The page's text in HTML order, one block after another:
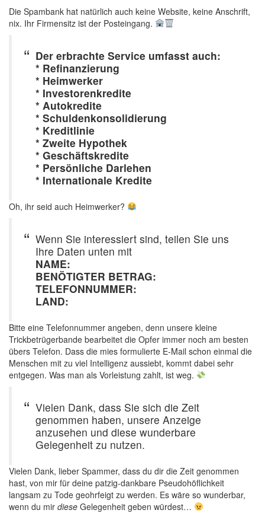
Die Spambank hat natürlich auch keine Website, keine Anschrift,
nix. Ihr Firmensitz ist der Posteingang.
Der erbrachte Service umfasst auch:
* Refinanzierung
* Heimwerker
* Investorenkredite
* Autokredite
* Schuldenkonsolidierung
* Kreditlinie
* Zweite Hypothek
* Geschäftskredite
* Persönliche Darlehen
* Internationale Kredite
Oh, ihr seid auch Heimwerker?
Wenn Sie interessiert sind, teilen Sie uns
Ihre Daten unten mit
NAME:
BENÖTIGTER BETRAG:
TELEFONNUMMER:
LAND:
Bitte eine Telefonnummer angeben, denn unsere kleine
Trickbetrügerbande bearbeitet die Opfer immer noch am besten
übers Telefon. Dass die mies formulierte E-Mail schon einmal die
Menschen mit zu viel Intelligenz aussiebt, kommt dabei sehr
entgegen. Was man als Vorleistung zahlt, ist weg.
Vielen Dank, dass Sie sich die Zeit
genommen haben, unsere Anzeige
anzusehen und diese wunderbare
Gelegenheit zu nutzen.
Vielen Dank, lieber Spammer, dass du dir die Zeit genommen
hast, von mir für deine patzig-dankbare Pseudohöflichkeit
langsam zu Tode geohrfeigt zu werden. Es wäre so wunderbar,
wenn du mir diese Gelegenheit geben würdest…